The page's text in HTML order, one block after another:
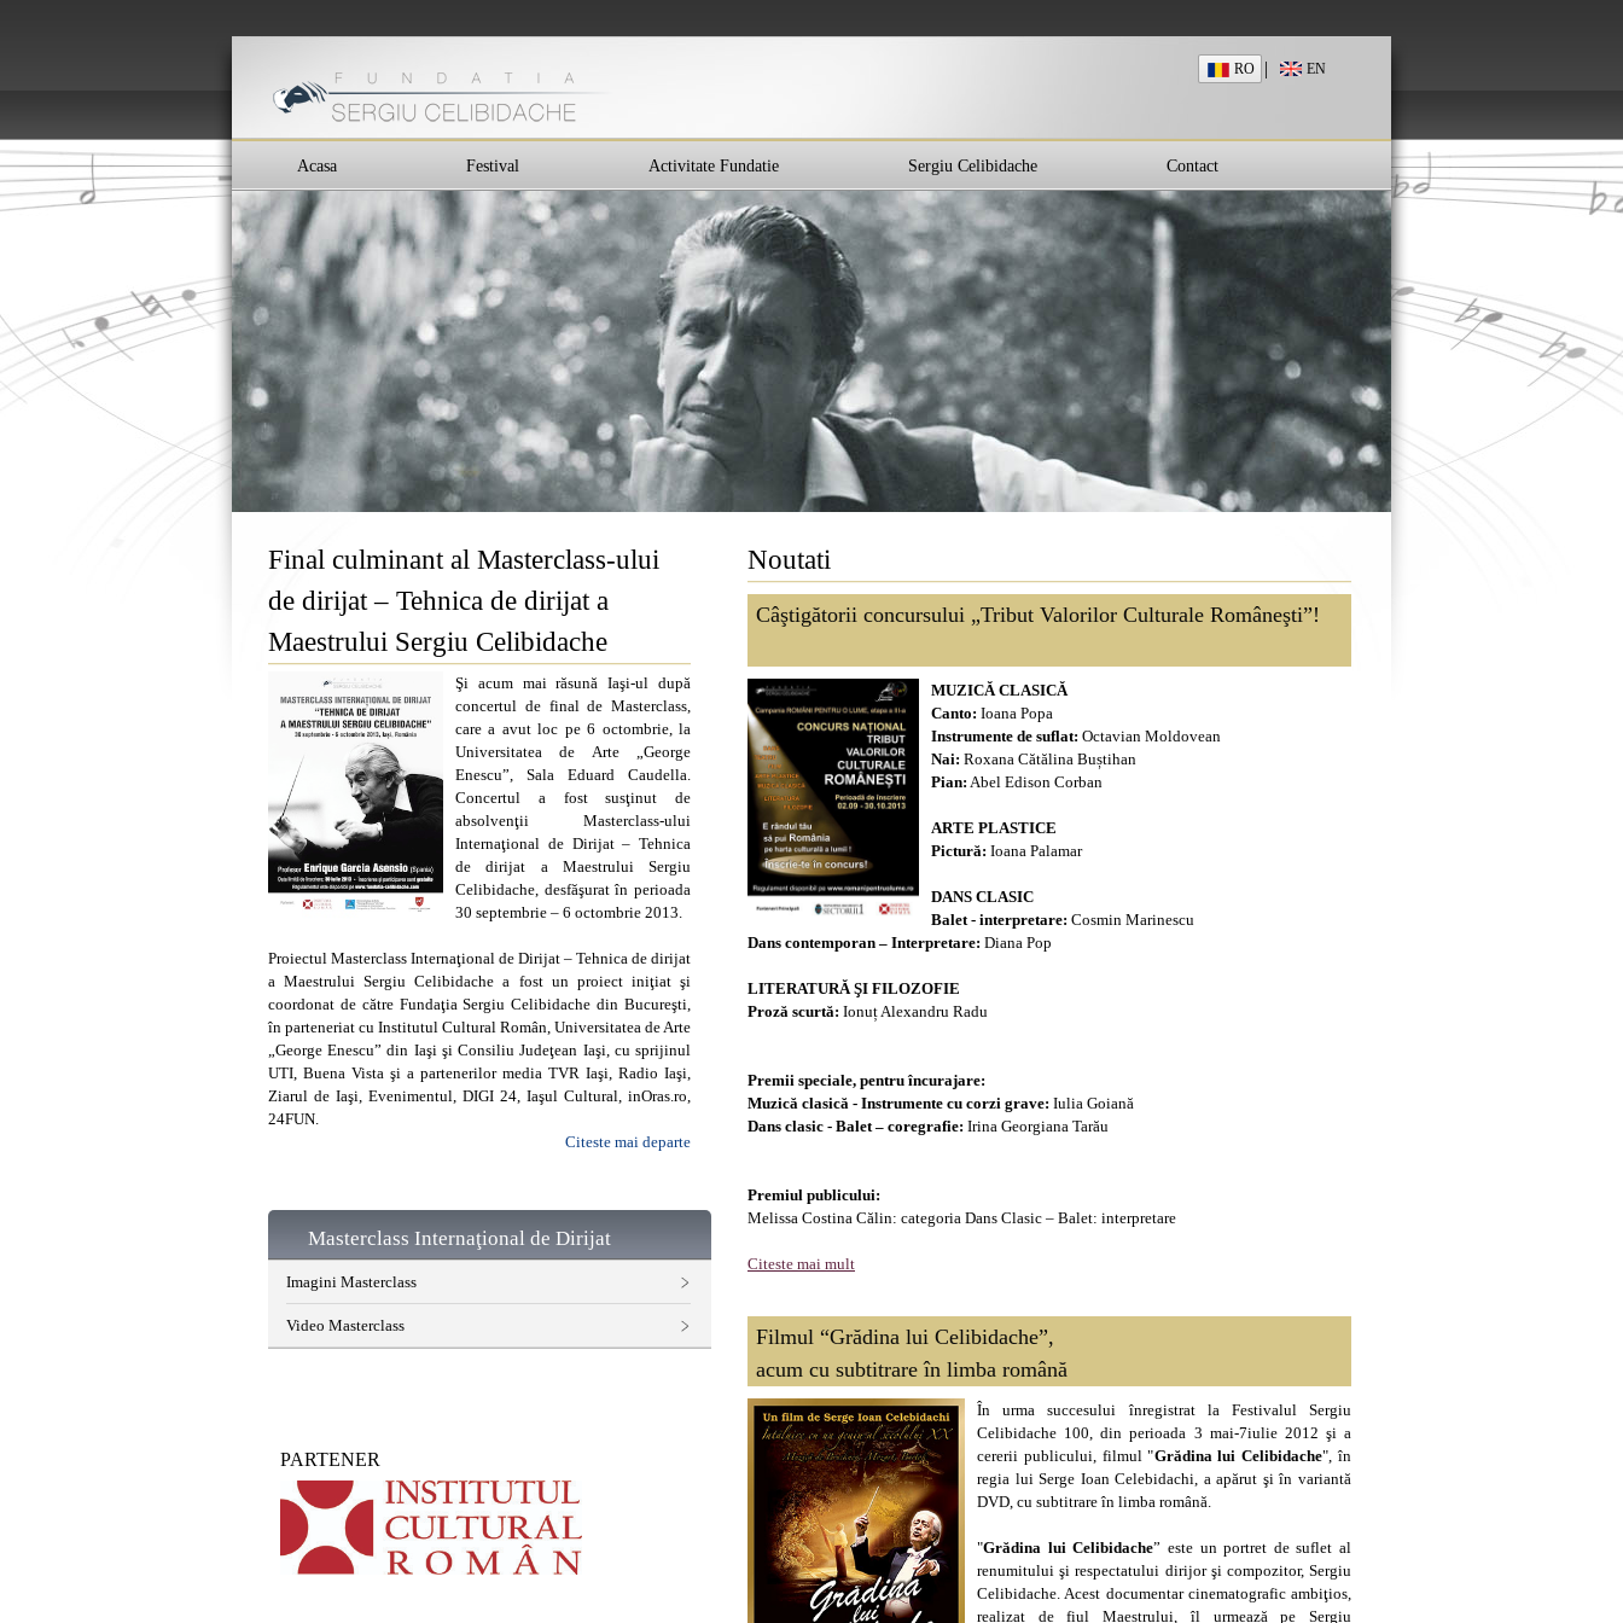
RO | EN
Acasa Festival Activitate Fundatie Sergiu Celibidache Contact
Final culminant al Masterclass-ului
de dirijat – Tehnica de dirijat a
Maestrului Sergiu Celibidache
Şi acum mai răsună Iaşi-ul după
concertul de final de Masterclass,
care a avut loc pe 6 octombrie, la
Universitatea de Arte „George
Enescu”, Sala Eduard Caudella.
Concertul a fost susţinut de
absolvenţii Masterclass-ului
Internaţional de Dirijat – Tehnica
de dirijat a Maestrului Sergiu
Celibidache, desfăşurat în perioada
30 septembrie – 6 octombrie 2013.
Proiectul Masterclass Internaţional de Dirijat – Tehnica de dirijat
a Maestrului Sergiu Celibidache a fost un proiect iniţiat şi
coordonat de către Fundaţia Sergiu Celibidache din Bucureşti,
în parteneriat cu Institutul Cultural Român, Universitatea de Arte
„George Enescu” din Iaşi şi Consiliu Judeţean Iaşi, cu sprijinul
UTI, Buena Vista şi a partenerilor media TVR Iaşi, Radio Iaşi,
Ziarul de Iaşi, Evenimentul, DIGI 24, Iaşul Cultural, inOras.ro,
24FUN.
Citeste mai departe
Masterclass Internaţional de Dirijat
Imagini Masterclass
Video Masterclass
PARTENER
Noutati
Câştigătorii concursului „Tribut Valorilor Culturale Româneşti”!
MUZICĂ CLASICĂ
Canto: Ioana Popa
Instrumente de suflat: Octavian Moldovean
Nai: Roxana Cătălina Buștihan
Pian: Abel Edison Corban
ARTE PLASTICE
Pictură: Ioana Palamar
DANS CLASIC
Balet - interpretare: Cosmin Marinescu
Dans contemporan – Interpretare: Diana Pop
LITERATURĂ ŞI FILOZOFIE
Proză scurtă: Ionuț Alexandru Radu
Premii speciale, pentru încurajare:
Muzică clasică - Instrumente cu corzi grave: Iulia Goiană
Dans clasic - Balet – coregrafie: Irina Georgiana Tarău
Premiul publicului:
Melissa Costina Călin: categoria Dans Clasic – Balet: interpretare
Citeste mai mult
Filmul “Grădina lui Celibidache”,
acum cu subtitrare în limba română
În urma succesului înregistrat la Festivalul Sergiu
Celibidache 100, din perioada 3 mai-7iulie 2012 şi a
cererii publicului, filmul "Grădina lui Celibidache", în
regia lui Serge Ioan Celebidachi, a apărut şi în variantă
DVD, cu subtitrare în limba română.
"Grădina lui Celibidache” este un portret de suflet al
renumitului şi respectatului dirijor şi compozitor, Sergiu
Celibidache. Acest documentar cinematografic ambiţios,
realizat de fiul Maestrului, îl urmează pe Sergiu